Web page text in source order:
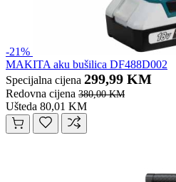
-21%
MAKITA aku bušilica DF488D002
Specijalna cijena 299,99 KM
Redovna cijena 380,00 KM
Ušteda 80,01 KM